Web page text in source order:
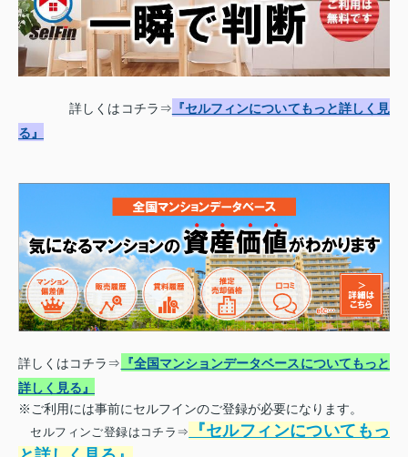
詳しくはコチラ⇒ 『セルフィンについてもっと詳しく見
る』
詳しくはコチラ⇒ 『全国マンションデータベースについてもっと
詳しく見る』
※ご利用には事前にセルフインのご登録が必要になります。
セルフィンご登録はコチラ⇒
『セルフィンについてもっ